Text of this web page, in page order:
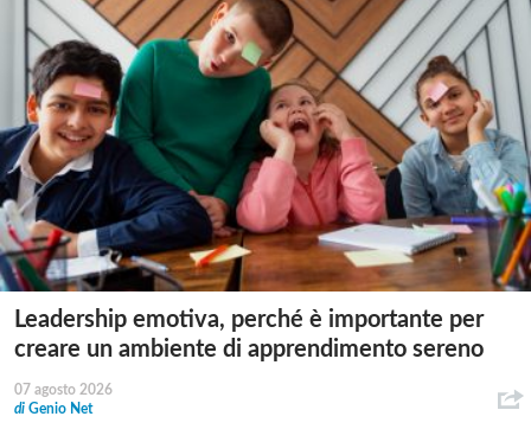
Leadership emotiva, perché è importante per
creare un ambiente di apprendimento sereno
07 agosto 2026
di Genio Net